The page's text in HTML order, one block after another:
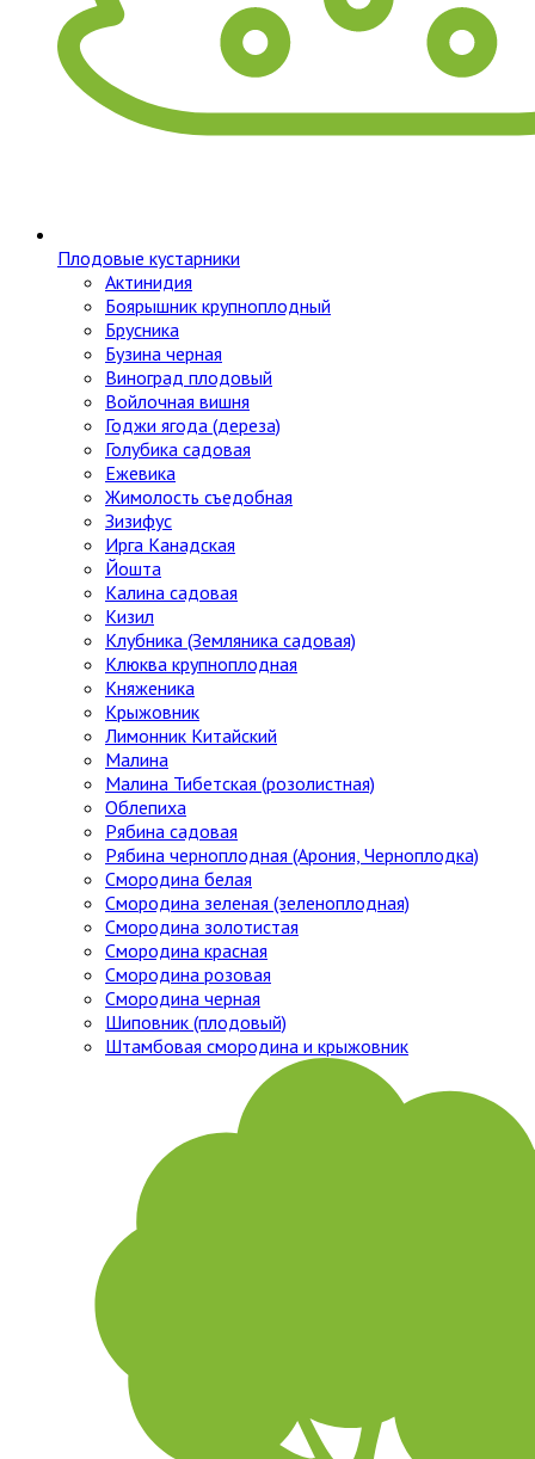
Плодовые кустарники
Актинидия
Боярышник крупноплодный
Брусника
Бузина черная
Виноград плодовый
Войлочная вишня
Годжи ягода (дереза)
Голубика садовая
Ежевика
Жимолость съедобная
Зизифус
Ирга Канадская
Йошта
Калина садовая
Кизил
Клубника (Земляника садовая)
Клюква крупноплодная
Княженика
Крыжовник
Лимонник Китайский
Малина
Малина Тибетская (розолистная)
Облепиха
Рябина садовая
Рябина черноплодная (Арония, Черноплодка)
Смородина белая
Смородина зеленая (зеленоплодная)
Смородина золотистая
Смородина красная
Смородина розовая
Смородина черная
Шиповник (плодовый)
Штамбовая смородина и крыжовник